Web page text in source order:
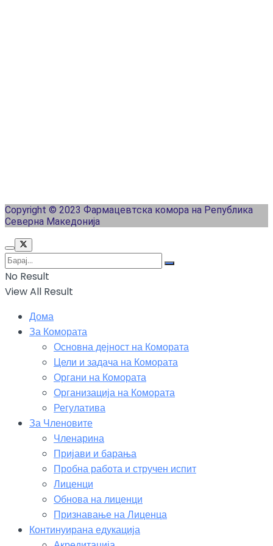
Copyright © 2023 Фармацевтска комора на Република
Северна Македонија
No Result
View All Result
Дома
За Комората
Основна дејност на Комората
Цели и задача на Комората
Органи на Комората
Организација на Комората
Регулатива
За Членовите
Членарина
Пријави и барања
Пробна работа и стручен испит
Лиценци
Обнова на лиценци
Признавање на Лиценца
Континуирана едукација